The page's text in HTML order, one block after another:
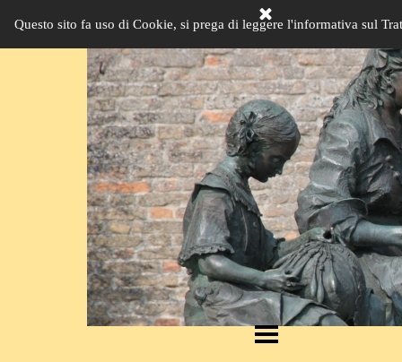
Questo sito fa uso di Cookie, si prega di leggere l'informativa sul